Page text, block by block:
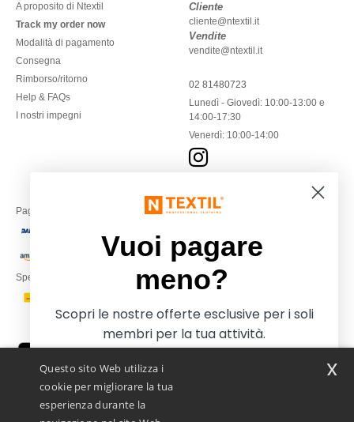
A proposito di Ntextil
Track my order now
Modalità di pagamento
Consegna
Rimborso/ritorno
Help & FAQs
I nostri impegni
Cliente
cliente@ntextil.it
Vendite
vendite@ntextil.it
02 81480723
Lunedì - Giovedì: 10:00-13:00 e
14:00-17:30
Venerdì: 10:00-14:00
Paga con
Spediamo con
Questo sito Web utilizza i
cookie per migliorare la tua
esperienza durante la
x
Vuoi pagare
meno?
Scopri le nostre offerte esclusive per i soli
membri per la tua attività.